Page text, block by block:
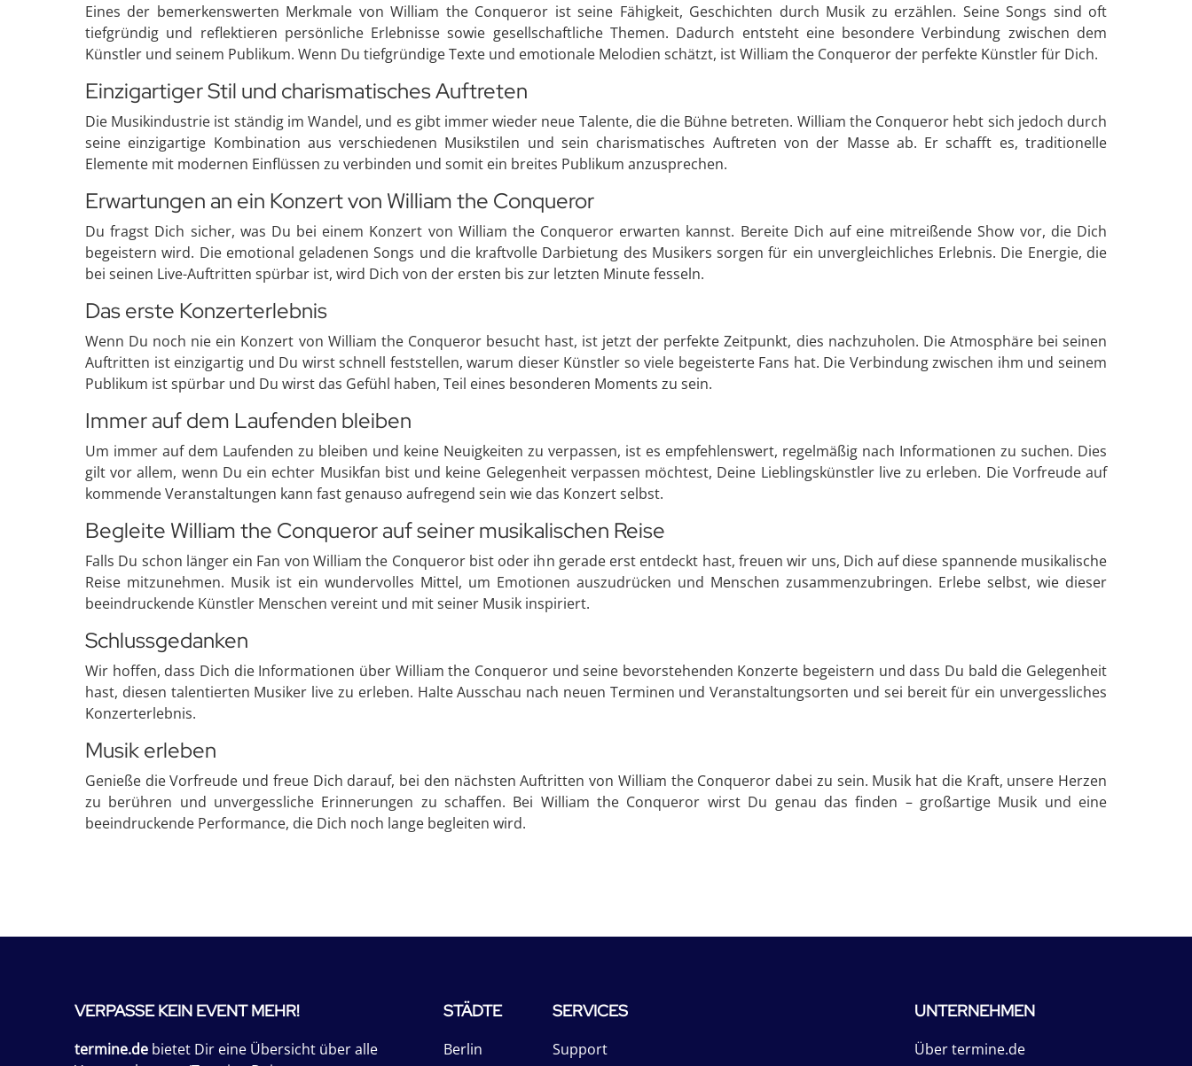
Eines der bemerkenswerten Merkmale von William the Conqueror ist seine Fähigkeit, Geschichten durch Musik zu erzählen. Seine Songs sind oft
tiefgründig und reflektieren persönliche Erlebnisse sowie gesellschaftliche Themen. Dadurch entsteht eine besondere Verbindung zwischen dem
Künstler und seinem Publikum. Wenn Du tiefgründige Texte und emotionale Melodien schätzt, ist William the Conqueror der perfekte Künstler für Dich.
Einzigartiger Stil und charismatisches Auftreten
Die Musikindustrie ist ständig im Wandel, und es gibt immer wieder neue Talente, die die Bühne betreten. William the Conqueror hebt sich jedoch durch
seine einzigartige Kombination aus verschiedenen Musikstilen und sein charismatisches Auftreten von der Masse ab. Er schafft es, traditionelle
Elemente mit modernen Einflüssen zu verbinden und somit ein breites Publikum anzusprechen.
Erwartungen an ein Konzert von William the Conqueror
Du fragst Dich sicher, was Du bei einem Konzert von William the Conqueror erwarten kannst. Bereite Dich auf eine mitreißende Show vor, die Dich
begeistern wird. Die emotional geladenen Songs und die kraftvolle Darbietung des Musikers sorgen für ein unvergleichliches Erlebnis. Die Energie, die
bei seinen Live-Auftritten spürbar ist, wird Dich von der ersten bis zur letzten Minute fesseln.
Das erste Konzerterlebnis
Wenn Du noch nie ein Konzert von William the Conqueror besucht hast, ist jetzt der perfekte Zeitpunkt, dies nachzuholen. Die Atmosphäre bei seinen
Auftritten ist einzigartig und Du wirst schnell feststellen, warum dieser Künstler so viele begeisterte Fans hat. Die Verbindung zwischen ihm und seinem
Publikum ist spürbar und Du wirst das Gefühl haben, Teil eines besonderen Moments zu sein.
Immer auf dem Laufenden bleiben
Um immer auf dem Laufenden zu bleiben und keine Neuigkeiten zu verpassen, ist es empfehlenswert, regelmäßig nach Informationen zu suchen. Dies
gilt vor allem, wenn Du ein echter Musikfan bist und keine Gelegenheit verpassen möchtest, Deine Lieblingskünstler live zu erleben. Die Vorfreude auf
kommende Veranstaltungen kann fast genauso aufregend sein wie das Konzert selbst.
Begleite William the Conqueror auf seiner musikalischen Reise
Falls Du schon länger ein Fan von William the Conqueror bist oder ihn gerade erst entdeckt hast, freuen wir uns, Dich auf diese spannende musikalische
Reise mitzunehmen. Musik ist ein wundervolles Mittel, um Emotionen auszudrücken und Menschen zusammenzubringen. Erlebe selbst, wie dieser
beeindruckende Künstler Menschen vereint und mit seiner Musik inspiriert.
Schlussgedanken
Wir hoffen, dass Dich die Informationen über William the Conqueror und seine bevorstehenden Konzerte begeistern und dass Du bald die Gelegenheit
hast, diesen talentierten Musiker live zu erleben. Halte Ausschau nach neuen Terminen und Veranstaltungsorten und sei bereit für ein unvergessliches
Konzerterlebnis.
Musik erleben
Genieße die Vorfreude und freue Dich darauf, bei den nächsten Auftritten von William the Conqueror dabei zu sein. Musik hat die Kraft, unsere Herzen
zu berühren und unvergessliche Erinnerungen zu schaffen. Bei William the Conqueror wirst Du genau das finden – großartige Musik und eine
beeindruckende Performance, die Dich noch lange begleiten wird.
VERPASSE KEIN EVENT MEHR!
termine.de bietet Dir eine Übersicht über alle
STÄDTE
Berlin
SERVICES
Support
UNTERNEHMEN
Über termine.de